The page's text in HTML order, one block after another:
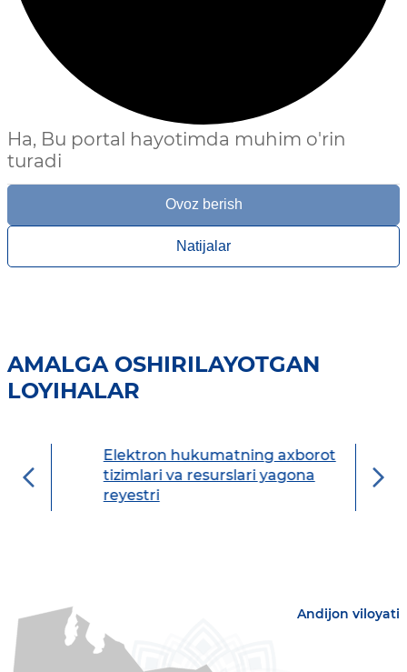
Ha, Bu portal hayotimda muhim o'rin
turadi
Ovoz berish
Natijalar
AMALGA OSHIRILAYOTGAN
LOYIHALAR
Elektron hukumatning
axborot tizimlari va
resurslari yagona reyestri
Andijon viloyati